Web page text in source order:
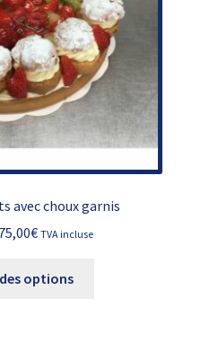
sur
la
page
du
produit
avec choux garnis
75,00€Plage
prix :
TVA incluse
options